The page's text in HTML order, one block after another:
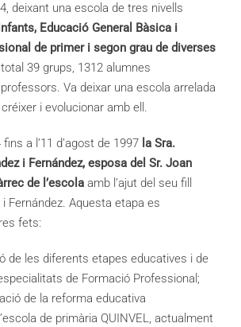
deixant una escola de tres nivells
Educació General Bàsica i
de primer i segon grau de diverses
39 grups, 1312 alumnes
Va deixar una escola arrelada
i evolucionar amb ell.
fins a l’11 d’agost de 1997 la Sra.
i Fernández, esposa del Sr. Joan
de l’escola amb l’ajut del seu fill
Fernández. Aquesta etapa es
fets:
de les diferents etapes educatives i de
de Formació Professional;
de la reforma educativa
de primària QUINVEL, actualment